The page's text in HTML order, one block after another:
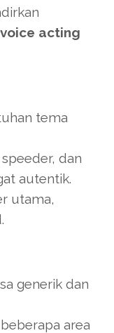
acting
tema
dan
autentik.
utama,
generik dan
area